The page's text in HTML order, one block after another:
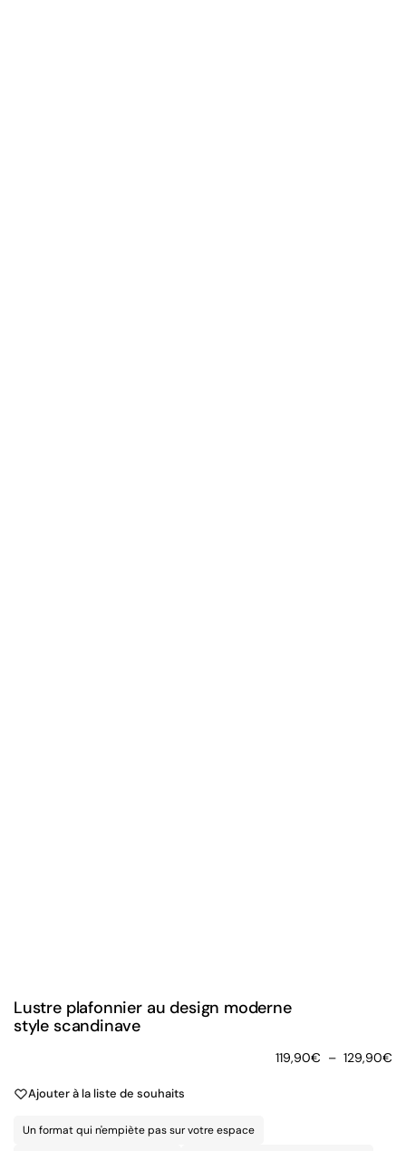
Lustre plafonnier au design moderne
style scandinave
119,90€ – 129,90€
Ajouter à la liste de souhaits
Un format qui n'empiète pas sur votre espace